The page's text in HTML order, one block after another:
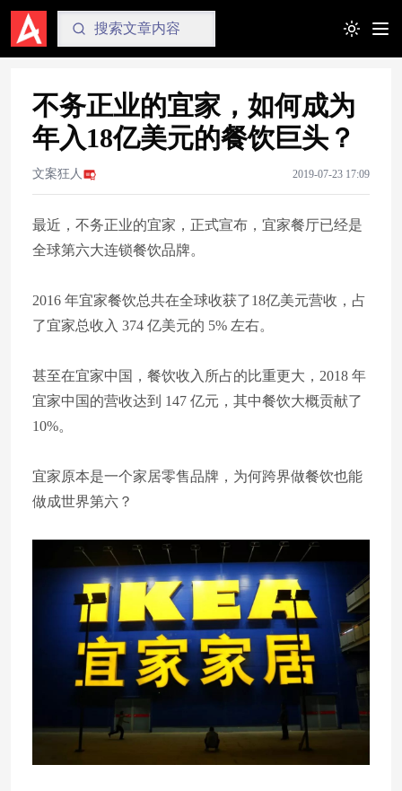
Toggle
不务正业的宜家，如何成为
年入18亿美元的餐饮巨头？
文案狂人 2019-07-23 17:09
最近，不务正业的宜家，正式宣布，宜家餐厅已经是
全球第六大连锁餐饮品牌。
2016 年宜家餐饮总共在全球收获了18亿美元营收，占
了宜家总收入 374 亿美元的 5% 左右。
甚至在宜家中国，餐饮收入所占的比重更大，2018 年
宜家中国的营收达到 147 亿元，其中餐饮大概贡献了
10%。
宜家原本是一个家居零售品牌，为何跨界做餐饮也能
做成世界第六？